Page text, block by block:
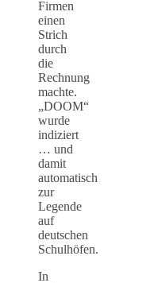
Firmen
einen
Strich
durch
die
Rechnung
machte.
„DOOM“
wurde
indiziert
… und
damit
automatisch
zur
Legende
auf
deutschen
Schulhöfen.
In